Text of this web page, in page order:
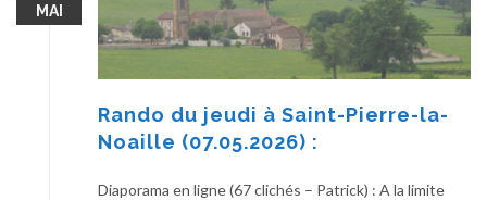
MAI
Rando du jeudi à Saint-Pierre-la-
Noaille (07.05.2026) :
Diaporama en ligne (67 clichés – Patrick) : A la limite